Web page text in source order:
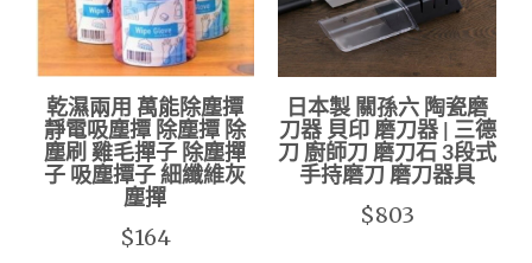
乾濕兩用 萬能除塵撢
靜電吸塵撢 除塵撢 除
塵刷 雞毛撣子 除塵撣
子 吸塵撢子 細纖維灰
塵撣
$164
日本製 關孫六 陶瓷磨
刀器 貝印 磨刀器 | 三德
刀 廚師刀 磨刀石 3段式
手持磨刀 磨刀器具
$803